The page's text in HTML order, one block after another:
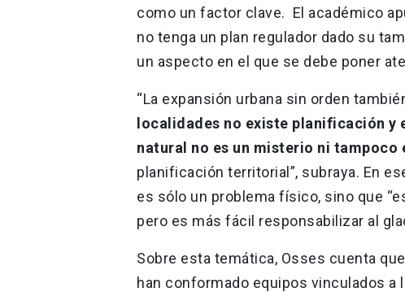
como un factor clave. El académico
no tenga un plan regulador dado su
un aspecto en el que se debe poner
“La expansión urbana sin orden
localidades no existe planificación y
natural no es un misterio ni tampoco
planificación territorial”, subraya. En
es sólo un problema físico, sino que
pero es más fácil responsabilizar al
Sobre esta temática, Osses cuenta
han conformado equipos vinculados a